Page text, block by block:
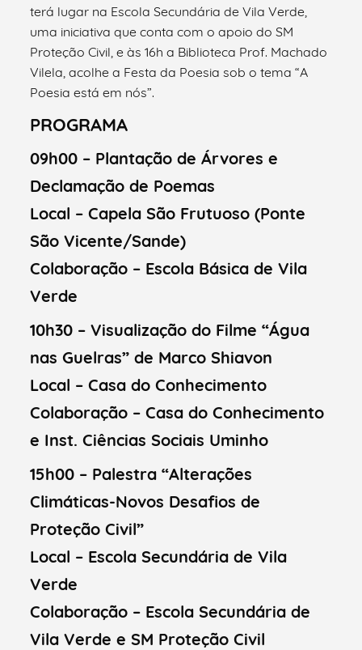
terá lugar na Escola Secundária de Vila Verde,
uma iniciativa que conta com o apoio do SM
Proteção Civil, e às 16h a Biblioteca Prof. Machado
Vilela, acolhe a Festa da Poesia sob o tema “A
Poesia está em nós”.
PROGRAMA
09h00 – Plantação de Árvores e
Declamação de Poemas
Local – Capela São Frutuoso (Ponte
São Vicente/Sande)
Colaboração – Escola Básica de Vila
Verde
10h30 – Visualização do Filme “Água
nas Guelras” de Marco Shiavon
Local – Casa do Conhecimento
Colaboração – Casa do Conhecimento
e Inst. Ciências Sociais Uminho
15h00 – Palestra “Alterações
Climáticas-Novos Desafios de
Proteção Civil”
Local – Escola Secundária de Vila
Verde
Colaboração – Escola Secundária de
Vila Verde e SM Proteção Civil